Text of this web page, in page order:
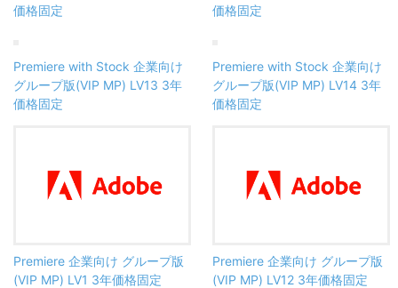
価格固定
価格固定
Premiere with Stock 企業向け
グループ版(VIP MP) LV13 3年
価格固定
Premiere with Stock 企業向け
グループ版(VIP MP) LV14 3年
価格固定
Premiere 企業向け グループ版
(VIP MP) LV1 3年価格固定
Premiere 企業向け グループ版
(VIP MP) LV12 3年価格固定